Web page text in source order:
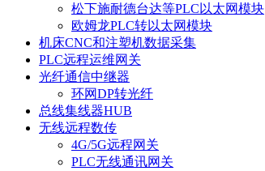
松下施耐德台达等PLC以太网模块
欧姆龙PLC转以太网模块
机床CNC和注塑机数据采集
PLC远程运维网关
光纤通信中继器
环网DP转光纤
总线集线器HUB
无线远程数传
4G/5G远程网关
PLC无线通讯网关